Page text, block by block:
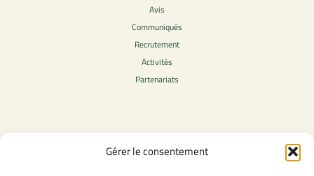
Gérer le consentement
Avis
Communiqués
Recrutement
Activités
Partenariats
Contenu légale